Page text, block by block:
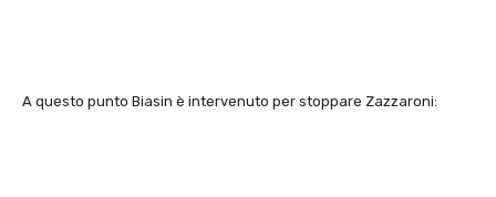
A questo punto Biasin è intervenuto per stoppare Zazzaroni: